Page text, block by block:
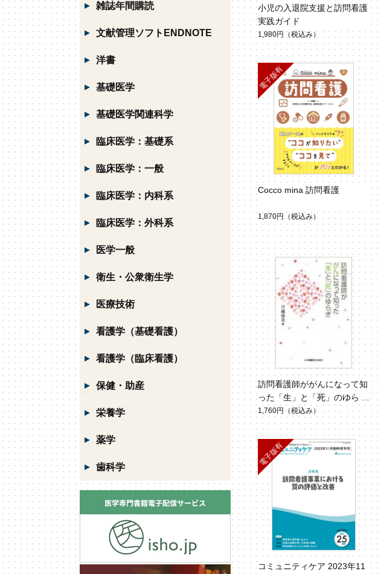
小児の入退院支援と訪問看護
実践ガイド
1,980円 （税込み）
Cocco mina 訪問看護
1,870円 （税込み）
訪問看護師ががんになって知
った「生」と「死」のゆらぎ
1,760円 （税込み）
コミュニティケア 2023年11
雑誌年間購読
文献管理ソフトENDNOTE
洋書
基礎医学
基礎医学関連科学
臨床医学：基礎系
臨床医学：一般
臨床医学：内科系
臨床医学：外科系
医学一般
衛生・公衆衛生学
医療技術
看護学（基礎看護）
看護学（臨床看護）
保健・助産
栄養学
薬学
歯科学